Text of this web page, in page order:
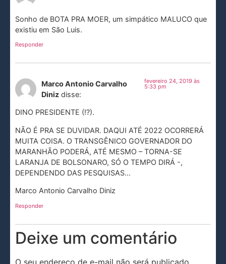
Sonho de BOTA PRA MOER, um simpático MALUCO que
existiu em São Luis.
Responder
Marco Antonio Carvalho
Diniz disse:
fevereiro 24, 2019 às
5:33 pm
DINO PRESIDENTE (!?).
NÃO É PRA SE DUVIDAR. DAQUI ATÉ 2022 OCORRERÁ
MUITA COISA. O TRANSGÊNICO GOVERNADOR DO
MARANHÃO PODERÁ, ATÉ MESMO – TORNA-SE
LARANJA DE BOLSONARO, SÓ O TEMPO DIRÁ -,
DEPENDENDO DAS PESQUISAS…
Marco Antonio Carvalho Diniz
Responder
Deixe um comentário
O seu endereço de e-mail não será publicado.